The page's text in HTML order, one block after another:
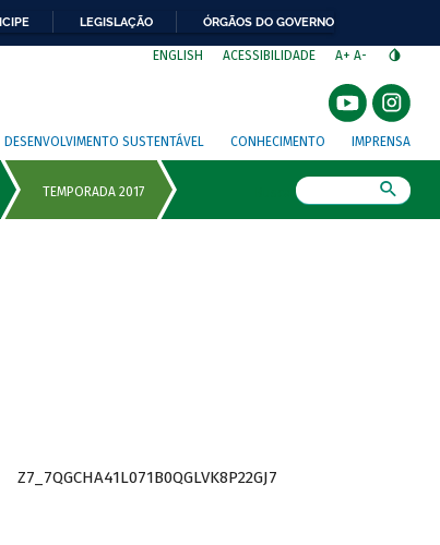
LEGISLAÇÃO ÓRGÃOS DO GOVERNO
ENGLISH ACESSIBILIDADE A+ A-
DESENVOLVIMENTO SUSTENTÁVEL CONHECIMENTO IMPRENSA
Z7_7QGCHA41L071B0QGLVK8P22GJ7